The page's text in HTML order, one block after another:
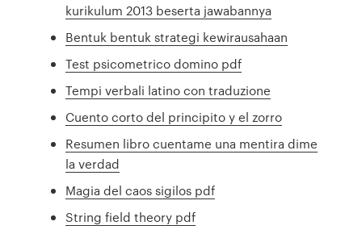
kurikulum 2013 beserta jawabannya
Bentuk bentuk strategi kewirausahaan
Test psicometrico domino pdf
Tempi verbali latino con traduzione
Cuento corto del principito y el zorro
Resumen libro cuentame una mentira dime
la verdad
Magia del caos sigilos pdf
String field theory pdf